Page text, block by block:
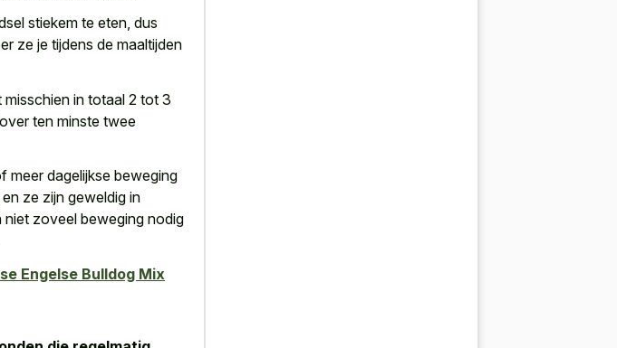
stiekemte eten, dus
ze je tijdens de maaltijden
in totaal 2 tot 3
ten minste twee
meer dagelijkse beweging
ze zijn geweldig in
zoveel beweging nodig
Engelse Bulldog Mix